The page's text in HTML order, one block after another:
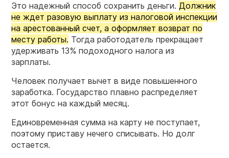
Это надежный способ сохранить деньги. Должник
не ждет разовую выплату из налоговой инспекции
на арестованный счет, а оформляет возврат по
месту работы. Тогда работодатель прекращает
удерживать 13% подоходного налога из
зарплаты.
Человек получает вычет в виде повышенного
заработка. Государство плавно распределяет
этот бонус на каждый месяц.
Единовременная сумма на карту не поступает,
поэтому приставу нечего списывать. Но долг
остается.